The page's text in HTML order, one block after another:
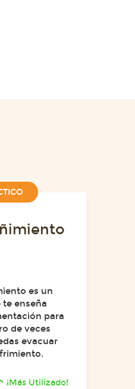
es un
enseña
para
de veces
evacuar
¡Más Utilizado!